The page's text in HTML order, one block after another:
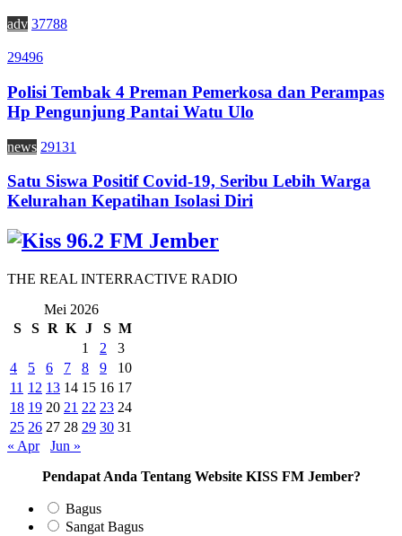
adv 37788
29496
Polisi Tembak 4 Preman Pemerkosa dan Perampas
Hp Pengunjung Pantai Watu Ulo
news 29131
Satu Siswa Positif Covid-19, Seribu Lebih Warga
Kelurahan Kepatihan Isolasi Diri
THE REAL INTERRACTIVE RADIO
Mei 2026
S
S R K J S M
1
2
3
4
5 6 7 8 9
10
11 12 13 14 15 16 17
18 19 20 21 22 23 24
25 26 27 28 29 30 31
« Apr
Jun »
Pendapat Anda Tentang Website KISS FM Jember?
Bagus
Sangat Bagus